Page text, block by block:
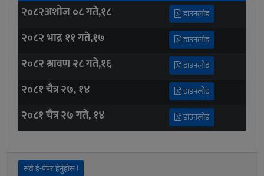
२०८२अशोज ०८ गते,१८ डाउनलोड
२०८२ भाद्र ११ गते,१७ डाउनलोड
२०८२ श्रावण २८ गते,१६ डाउनलोड
२०८१ चैत्र २७, १४ डाउनलोड
२०८१ चैत्र २७ गते, १४ डाउनलोड
सबै ई-पेपर हेर्नुहोस !